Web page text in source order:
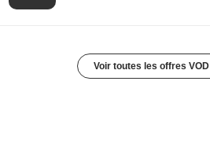
Voir toutes les offres VOD